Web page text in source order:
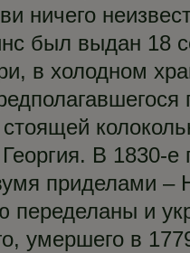
ничего
был выдан 18
в холодном
В 1830-
приделами
переделаны и
в